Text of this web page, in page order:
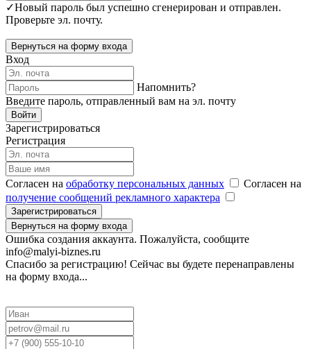
✓Новый пароль был успешно сгенерирован и отправлен.
Проверьте эл. почту.
Вернуться на форму входа
Вход
Напомнить?
Введите пароль, отправленный вам на эл. почту
Войти
Зарегистрироваться
Регистрация
Согласен на обработку персональных данных
Согласен на
получение сообщений рекламного характера
Зарегистрироваться
Вернуться на форму входа
Ошибка создания аккаунта. Пожалуйста, сообщите
info@malyi-biznes.ru
Спасибо за регистрацию! Сейчас вы будете перенаправлены
на форму входа...